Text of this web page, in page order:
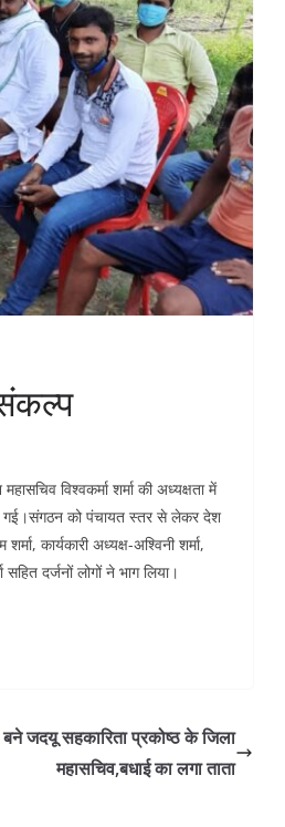
विश्वकर्मा शर्मा की अध्यक्षता में
गई।संगठन को पंचायत स्तर से लेकर देश
कार्यकारी अध्यक्ष-अश्विनी शर्मा,
सहित दर्जनों लोगों ने भाग लिया।
जदयू सहकारिता प्रकोष्ठ के जिला
महासचिव,बधाई का लगा ताता